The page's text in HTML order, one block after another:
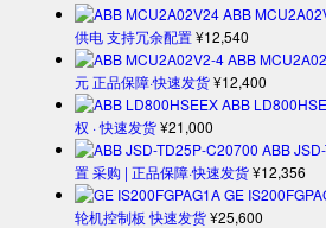
ABB
供电 支持冗余配置¥12,540
ABB
元 正品保障·快速发货¥12,400
ABB
权 · 快速发货¥21,000
ABB
置 采购 | 正品保障·快速发货¥12,356
GE
轮机控制板 快速发货¥25,600